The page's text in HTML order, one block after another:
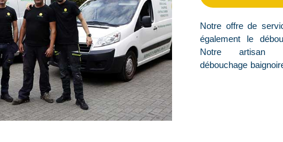
Notre offre de
également le
Notre artisan
débouchage
chez vous dans
afin de vous faire